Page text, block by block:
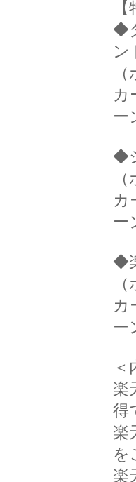
◆
ン
カ
ー
◆
カ
ー
◆
カ
ー
＜
楽
得
楽
を
楽